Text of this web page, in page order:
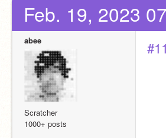
Feb. 19, 2023
abee
Scratcher
1000+ posts